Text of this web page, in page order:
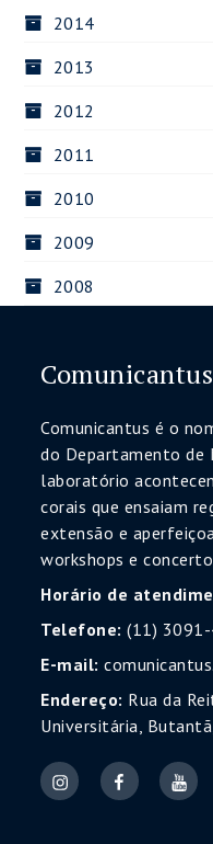
2014
2013
2012
2011
2010
2009
2008
Comunicantus é o
do Departamento de
laboratório
corais que ensaiam
extensão e
workshops e
Horário de
Telefone: (11)
E-mail:
Endereço: Rua da
Universitária,